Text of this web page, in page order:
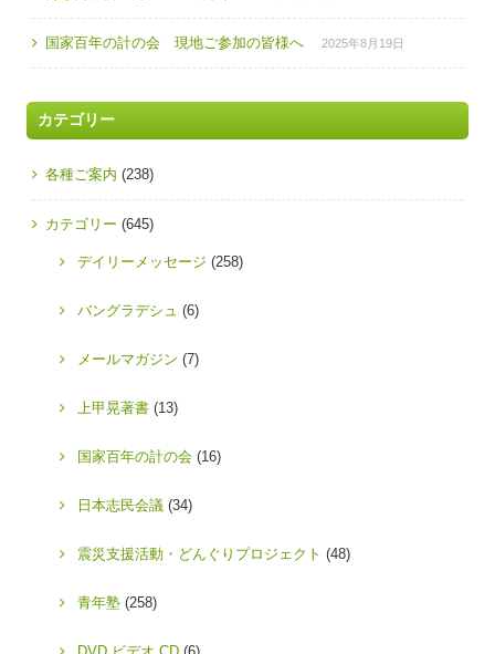
国家百年の計の会 現地ご参加の皆様へ 2025年8月19日
カテゴリー
各種ご案内 (238)
カテゴリー (645)
デイリーメッセージ (258)
バングラデシュ (6)
メールマガジン (7)
上甲晃著書 (13)
国家百年の計の会 (16)
日本志民会議 (34)
震災支援活動・どんぐりプロジェクト (48)
青年塾 (258)